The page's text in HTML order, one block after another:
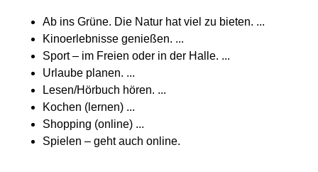
Ab ins Grüne. Die Natur hat viel zu bieten. ...
Kinoerlebnisse genießen. ...
Sport – im Freien oder in der Halle. ...
Urlaube planen. ...
Lesen/Hörbuch hören. ...
Kochen (lernen) ...
Shopping (online) ...
Spielen – geht auch online.